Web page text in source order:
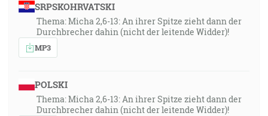
SRPSKOHRVATSKI
Thema: Micha 2,6-13: An ihrer Spitze zieht dann der
Durchbrecher dahin (nicht der leitende Widder)!
MP3
POLSKI
Thema: Micha 2,6-13: An ihrer Spitze zieht dann der
Durchbrecher dahin (nicht der leitende Widder)!